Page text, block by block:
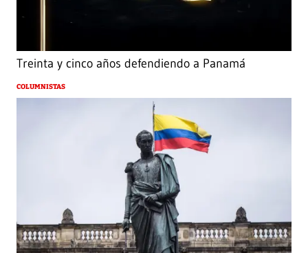
Treinta y cinco años defendiendo a Panamá
COLUMNISTAS